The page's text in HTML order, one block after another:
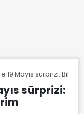
19 Mayıs sürprizi:
sürprizi: